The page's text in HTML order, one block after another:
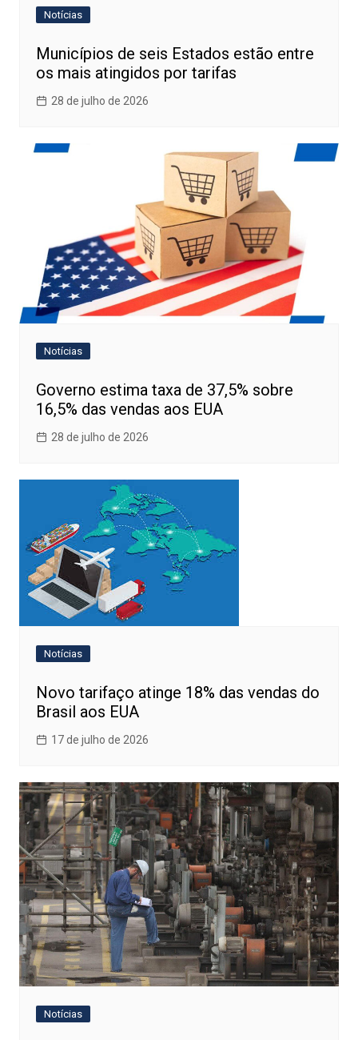
Notícias
Municípios de seis Estados estão entre
os mais atingidos por tarifas
28 de julho de 2026
Notícias
Governo estima taxa de 37,5% sobre
16,5% das vendas aos EUA
28 de julho de 2026
Notícias
Novo tarifaço atinge 18% das vendas do
Brasil aos EUA
17 de julho de 2026
Notícias